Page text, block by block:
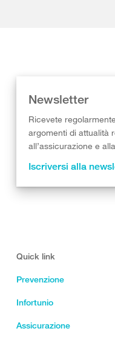
Newsletter
Ricevete
argomenti di attualità
all’assicurazione e
Iscriversi alla
Quick link
Prevenzione
Infortunio
Assicurazione